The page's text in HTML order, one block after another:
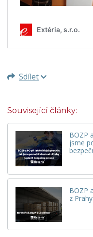
Sdílet
Související články:
BOZP
jsme
BOZP
z Prahy